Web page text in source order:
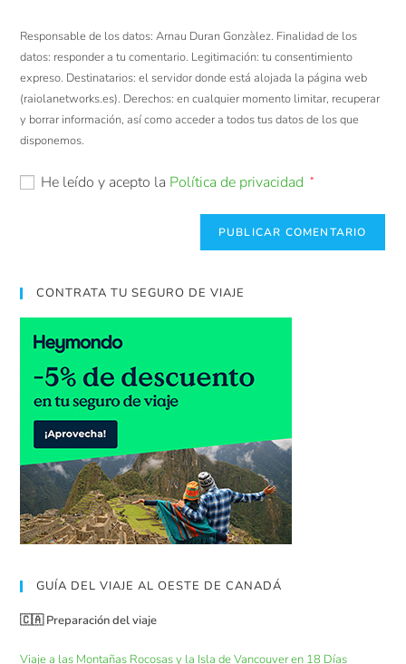
Responsable de los datos: Arnau Duran Gonzàlez. Finalidad de los
datos: responder a tu comentario. Legitimación: tu consentimiento
expreso. Destinatarios: el servidor donde está alojada la página web
(raiolanetworks.es). Derechos: en cualquier momento limitar, recuperar
y borrar información, así como acceder a todos tus datos de los que
disponemos.
He leído y acepto la Política de privacidad *
CONTRATA TU SEGURO DE VIAJE
GUÍA DEL VIAJE AL OESTE DE CANADÁ
🇨🇦 Preparación del viaje
Viaje a las Montañas Rocosas y la Isla de Vancouver en 18 Días